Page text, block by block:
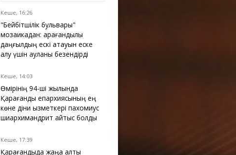
Кеше, 16:26
"Бейбітшілік бульвары"
мозаикадан: қарағандылық
даңғылдың ескі атауын еске
алу үшін ауланы безендірді
Кеше, 14:03
Өмірінің 94-ші жылында
Қарағанды епархиясының ең
көне діни қызметкері пахомиус
шиархимандрит қайтыс болды
Кеше, 17:39
Қарағандыда жаңа алты